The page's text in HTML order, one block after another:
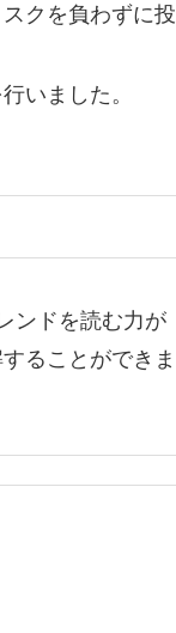
クを負わずに投
いました。
ンドを読む力が
ることができま